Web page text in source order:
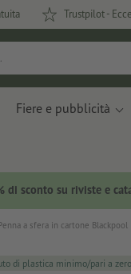
Trustpilot -
Fiere e pubblicità
di sconto su riviste e
a sfera in cartone Blackpool
di plastica minimo/pari a zero